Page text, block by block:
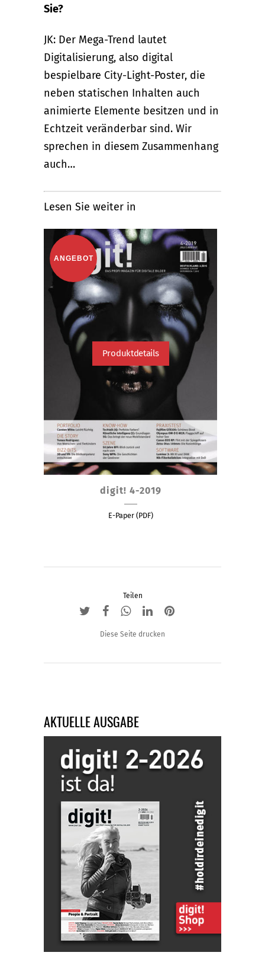
Sie?
JK: Der Mega-Trend lautet
Digitalisierung, also digital
bespielbare City-Light-Poster, die
neben statischen Inhalten auch
animierte Elemente besitzen und in
Echtzeit veränderbar sind. Wir
sprechen in diesem Zusammenhang
auch…
Lesen Sie weiter in
Produktdetails
ANGEBOT
digit! 4-2019
E-Paper (PDF)
Teilen
Diese Seite drucken
AKTUELLE AUSGABE